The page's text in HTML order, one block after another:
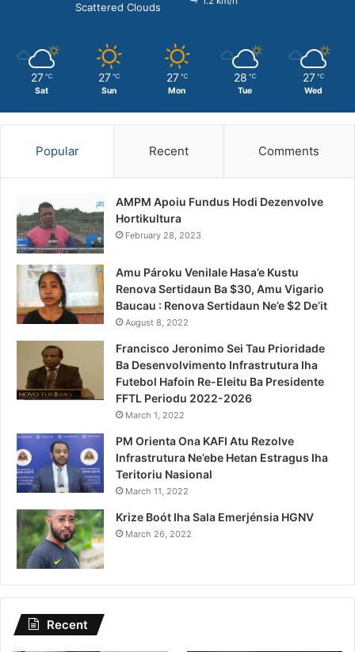
Scattered Clouds
27 ℃
Sat
27 ℃
Sun
27 ℃
Mon
28 ℃
Tue
27 ℃
Wed
Popular Recent Comments
AMPM Apoiu Fundus Hodi Dezenvolve
Hortikultura
February 28, 2023
Amu Pároku Venilale Hasa’e Kustu
Renova Sertidaun Ba $30, Amu Vigario
Baucau : Renova Sertidaun Ne’e $2 De’it
August 8, 2022
Francisco Jeronimo Sei Tau Prioridade
Ba Desenvolvimento Infrastrutura Iha
Futebol Hafoin Re-Eleitu Ba Presidente
FFTL Periodu 2022-2026
March 1, 2022
PM Orienta Ona KAFI Atu Rezolve
Infrastrutura Ne’ebe Hetan Estragus Iha
Teritoriu Nasional
March 11, 2022
Krize Boót Iha Sala Emerjénsia HGNV
March 26, 2022
Recent